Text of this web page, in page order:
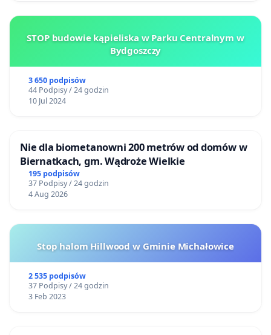
STOP budowie kąpieliska w Parku Centralnym w
Bydgoszczy
3 650 podpisów
44 Podpisy / 24 godzin
10 Jul 2024
Nie dla biometanowni 200 metrów od domów w
Biernatkach, gm. Wądroże Wielkie
195 podpisów
37 Podpisy / 24 godzin
4 Aug 2026
Stop halom Hillwood w Gminie Michałowice
2 535 podpisów
37 Podpisy / 24 godzin
3 Feb 2023